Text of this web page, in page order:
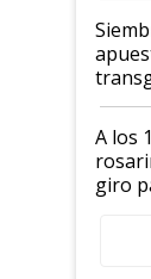
por
A los
giro